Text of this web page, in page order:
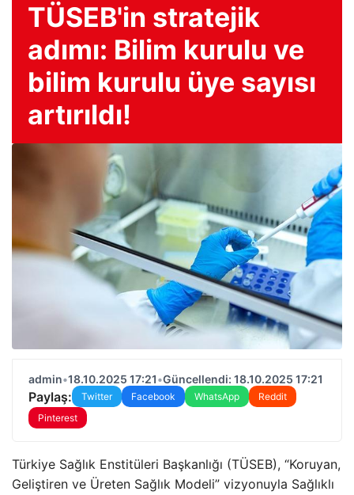
TÜSEB'in stratejik
adımı: Bilim kurulu ve
bilim kurulu üye sayısı
artırıldı!
admin•18.10.2025 17:21•Güncellendi: 18.10.2025 17:21
Paylaş: Twitter Facebook WhatsApp
Reddit
Pinterest
Türkiye Sağlık Enstitüleri Başkanlığı (TÜSEB), “Koruyan,
Geliştiren ve Üreten Sağlık Modeli” vizyonuyla Sağlıklı